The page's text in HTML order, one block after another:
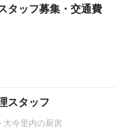
タッフ募集・交通費
スタッフ
大今里内の厨房